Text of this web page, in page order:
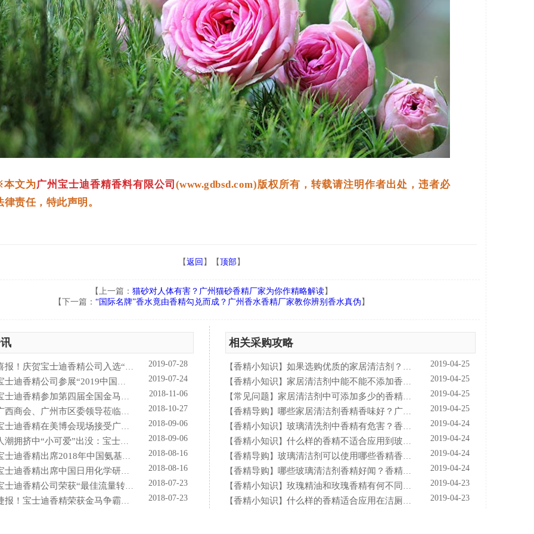
文为 广州宝士迪香精香料有限公司 (www.gdbsd.com)版权所有，转载请注明作者出处，违者必
律责任，特此声明。
【返回 】【顶部】
【上一篇： 猫砂对人体有害？广州猫砂香精厂家为你作精略解读】
【下一篇： “国际名牌”香水竟由香精勾兑而成？广州香水香精厂家教你辨别香水真伪 】
！庆贺宝士迪香精公司入选“2019中国日化百强”企业！ 2019-07-28
迪香精公司参展“2019中国国际个人护理用品原料、包装机械展览会” 2019-07-24
迪香精参加第四届全国金马争霸赛拓展启动大会仪式 2018-11-06
商会、广州市区委领导莅临宝士迪公司和工厂进行参观指导工作 2018-10-27
士迪香精在美博会现场接受广东电视台采访 2018-09-06
拥挤中“小可爱”出没：宝士迪香精闪现美博会玩high了！ 2018-09-06
迪香精出席2018年中国氨基酸型表面活性剂高峰论坛 2018-08-16
迪香精出席中国日用化学研究院主办的理事会2018年工作会议 2018-08-16
迪香精公司荣获“最佳流量转化率奖”这件“小事”说明了什么？ 2018-07-23
！宝士迪香精荣获金马争霸赛"最佳流量转化率奖"！ 2018-07-23
相关采购攻略
【香精小知识 】 如果选购优质的家居清洁剂？香精香料公司—宝士迪来普及
2019-04-25
【香精小知识 】 家居清洁剂中能不能不添加香精？香精香料公司—宝士迪来谈谈
2019-04-25
【常见问题 】 家居清洁剂中可添加多少的香精量？香精香料公司—宝士迪来告诉你
2019-04-25
【香精导购 】 哪些家居清洁剂香精香味好？广州香精香料公司—宝士迪来告诉你
2019-04-25
【香精小知识 】 玻璃清洗剂中香精有危害？香精香料公司—宝士来解析
2019-04-24
【香精小知识 】 什么样的香精不适合应用到玻璃清洗剂中？香精香料厂家—宝士来解惑
2019-04-24
【香精导购 】 玻璃清洁剂可以使用哪些香精香型？香精香料公司—宝士迪来普及
2019-04-24
【香精导购 】 哪些玻璃清洁剂香精好闻？香精香料公司—宝士迪来谈谈
2019-04-24
【香精小知识 】 玫瑰精油和玫瑰香精有何不同？香精香料公司—宝士迪来简析
2019-04-23
【香精小知识 】 什么样的香精适合应用在洁厕液中？香精香料公司—宝士来普及 2019-04-23